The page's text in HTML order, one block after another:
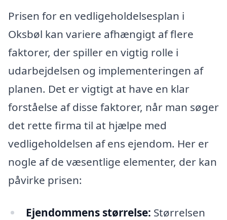
Prisen for en vedligeholdelsesplan i
Oksbøl kan variere afhængigt af flere
faktorer, der spiller en vigtig rolle i
udarbejdelsen og implementeringen af
planen. Det er vigtigt at have en klar
forståelse af disse faktorer, når man søger
det rette firma til at hjælpe med
vedligeholdelsen af ens ejendom. Her er
nogle af de væsentlige elementer, der kan
påvirke prisen:
Ejendommens størrelse: Størrelsen